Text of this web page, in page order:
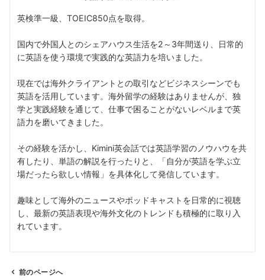
英検準一級、TOEIC850点を取得。
国内で外国人とのシェアハウス生活を2～3年間送り、日常的
に英語を使う環境で実践的な英語力を培いました。
現在では海外クライアントとの取引などビジネスシーンでも
英語を活用しています。海外留学の経験はありませんが、独
学と実践経験を通じて、仕事で困ることがないレベルまで英
語力を磨いてきました。
その経験を活かし、Kimini英会話では英語学習のノウハウを共
有したり、単語の解説を行ったりと、「自分が英語を学ぶ立
場だったら欲しい情報」を具体化して発信しています。
趣味として海外のニュースやポッドキャストを日常的に視聴
し、最新の英語表現や海外文化のトレンドも積極的に取り入
れています。
前のページへ